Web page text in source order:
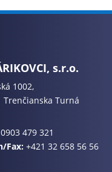
s.r.o.
1002,
Trenčianska Turná
0903 479 321
Fax:+421 32 658 56 56